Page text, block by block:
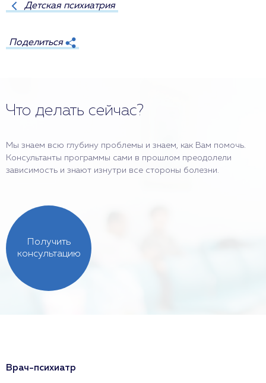
Детская психиатрия
Поделиться
Что делать сейчас?
Мы знаем всю глубину проблемы и знаем, как Вам помочь.
Консультанты программы сами в прошлом преодолели
зависимость и знают изнутри все стороны болезни.
Получить
консультацию
Врач-психиатр